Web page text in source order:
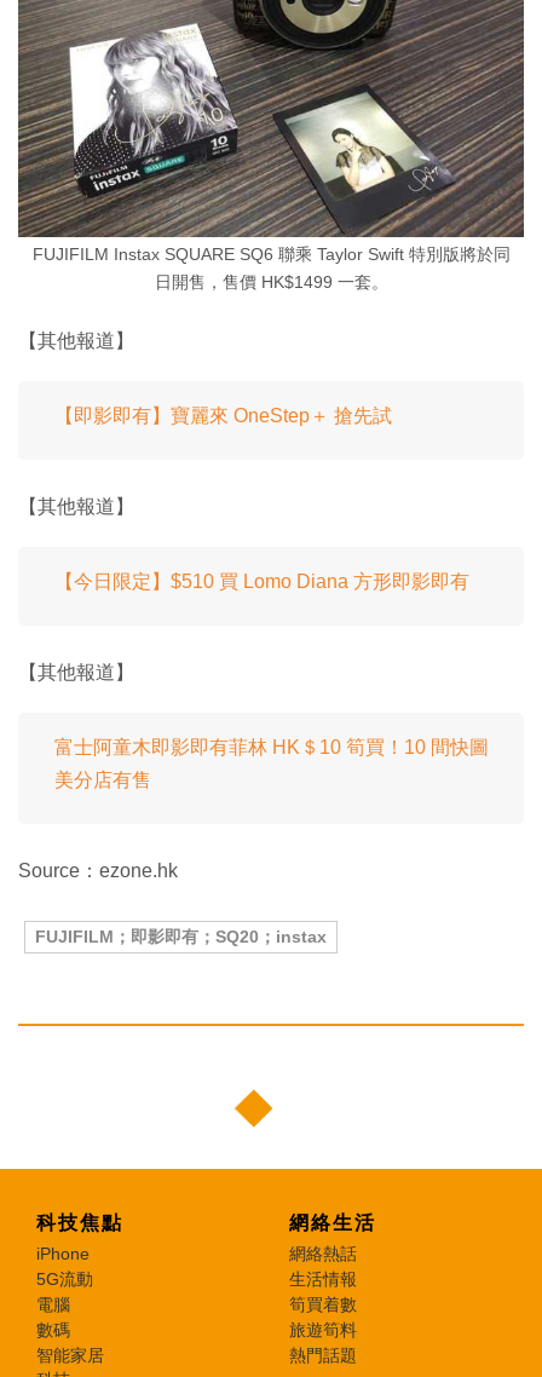
FUJIFILM Instax SQUARE SQ6 聯乘 Taylor Swift 特別版將於同
日開售，售價 HK$1499 一套。
【其他報道】
【即影即有】寶麗來 OneStep＋ 搶先試
【其他報道】
【今日限定】$510 買 Lomo Diana 方形即影即有
【其他報道】
富士阿童木即影即有菲林 HK＄10 筍買！10 間快圖
美分店有售
Source：ezone.hk
FUJIFILM；即影即有；SQ20；instax
科技焦點
iPhone
5G流動
電腦
數碼
智能家居
網絡生活
網絡熱話
生活情報
筍買着數
旅遊筍料
熱門話題